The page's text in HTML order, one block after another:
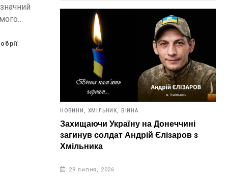
НОВИНИ, ХМІЛЬНИК, ВІЙНА
Захищаючи Україну на Донеччині
загинув солдат Андрій Єлізаров з
Хмільника
29 липня, 2026